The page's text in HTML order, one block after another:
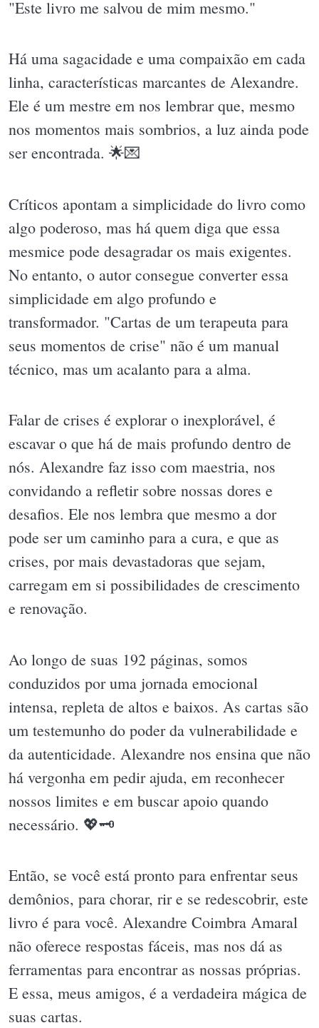
"Este livro me salvou de mim mesmo."
Há uma sagacidade e uma compaixão em cada
linha, características marcantes de Alexandre.
Ele é um mestre em nos lembrar que, mesmo
nos momentos mais sombrios, a luz ainda pode
ser encontrada. 🌟💌
Críticos apontam a simplicidade do livro como
algo poderoso, mas há quem diga que essa
mesmice pode desagradar os mais exigentes.
No entanto, o autor consegue converter essa
simplicidade em algo profundo e
transformador. "Cartas de um terapeuta para
seus momentos de crise" não é um manual
técnico, mas um acalanto para a alma.
Falar de crises é explorar o inexplorável, é
escavar o que há de mais profundo dentro de
nós. Alexandre faz isso com maestria, nos
convidando a refletir sobre nossas dores e
desafios. Ele nos lembra que mesmo a dor
pode ser um caminho para a cura, e que as
crises, por mais devastadoras que sejam,
carregam em si possibilidades de crescimento
e renovação.
Ao longo de suas 192 páginas, somos
conduzidos por uma jornada emocional
intensa, repleta de altos e baixos. As cartas são
um testemunho do poder da vulnerabilidade e
da autenticidade. Alexandre nos ensina que não
há vergonha em pedir ajuda, em reconhecer
nossos limites e em buscar apoio quando
necessário. 💖🗝
Então, se você está pronto para enfrentar seus
demônios, para chorar, rir e se redescobrir, este
livro é para você. Alexandre Coimbra Amaral
não oferece respostas fáceis, mas nos dá as
ferramentas para encontrar as nossas próprias.
E essa, meus amigos, é a verdadeira mágica de
suas cartas.